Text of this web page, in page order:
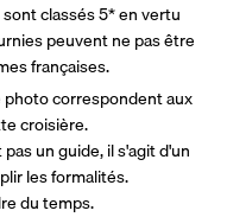
classés 5* en vertu
peuvent ne pas être
françaises.
photo correspondent aux
croisière.
un guide, il s'agit d'un
les formalités.
du temps.